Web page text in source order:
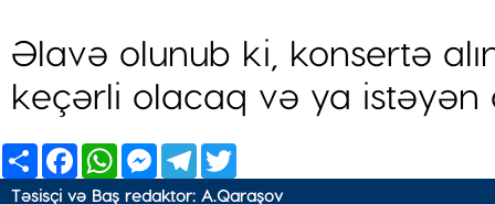
Əlavə olunub ki, konsertə
keçərli olacaq və ya
ShareFacebookWhatsApp
Messenger
Telegram
Təsisçi və Baş redaktor: A.Qaraşov